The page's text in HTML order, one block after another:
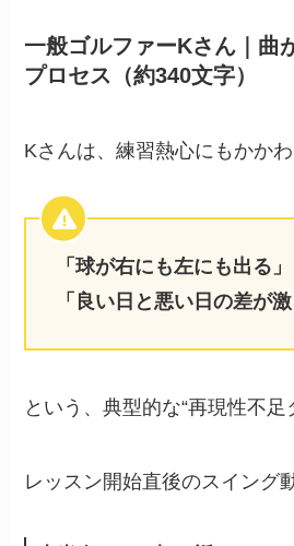
一般ゴルファーKさん｜曲
プロセス（約340文字）
Kさんは、練習熱心にもかか
「球が右にも左にも出る」
「良い日と悪い日の差が激
という、典型的な“再現性不足
レッスン開始直後のスイング